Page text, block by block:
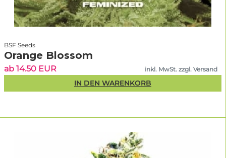
BSF Seeds
Orange Blossom
ab 14.50 EUR inkl. MwSt. zzgl. Versand
IN DEN WARENKORB